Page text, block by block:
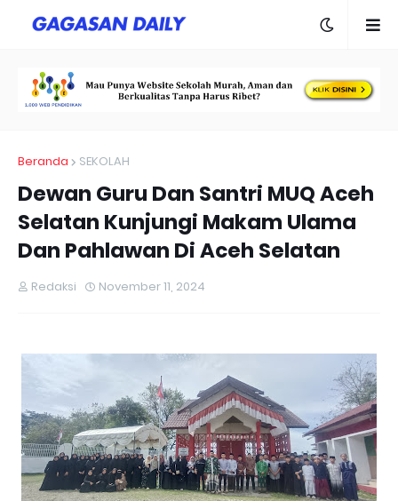
Beranda SEKOLAH
Dewan Guru Dan Santri MUQ Aceh
Selatan Kunjungi Makam Ulama
Dan Pahlawan Di Aceh Selatan
Redaksi November 11, 2024